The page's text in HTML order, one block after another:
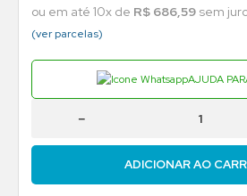
ou em até 10x de R$ 686,59 sem
(ver parcelas)
AJUDA
－
ADICIONAR AO